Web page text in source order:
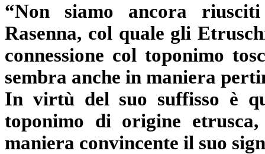
“Non siamo ancora
Rasenna, col quale gli
connessione col toponimo
sembra anche in maniera
In virtù del suo suffisso è
toponimo di origine
maniera convincente il suo